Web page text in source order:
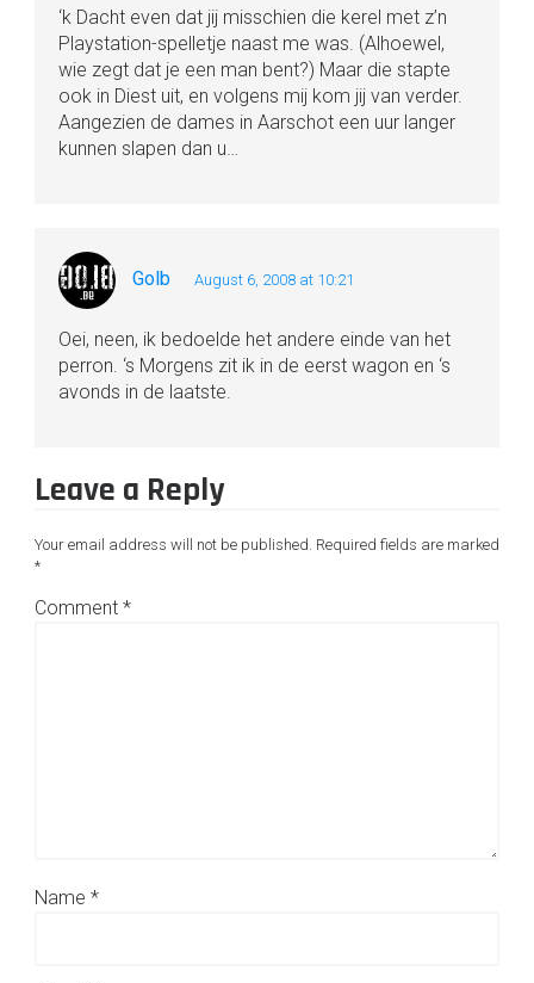
‘k Dacht even dat jij misschien die kerel met z’n
Playstation-spelletje naast me was. (Alhoewel,
wie zegt dat je een man bent?) Maar die stapte
ook in Diest uit, en volgens mij kom jij van verder.
Aangezien de dames in Aarschot een uur langer
kunnen slapen dan u…
Golb August 6, 2008 at 10:21
Oei, neen, ik bedoelde het andere einde van het
perron. ‘s Morgens zit ik in de eerst wagon en ‘s
avonds in de laatste.
Leave a Reply
Your email address will not be published. Required fields are marked
*
Comment *
Name *